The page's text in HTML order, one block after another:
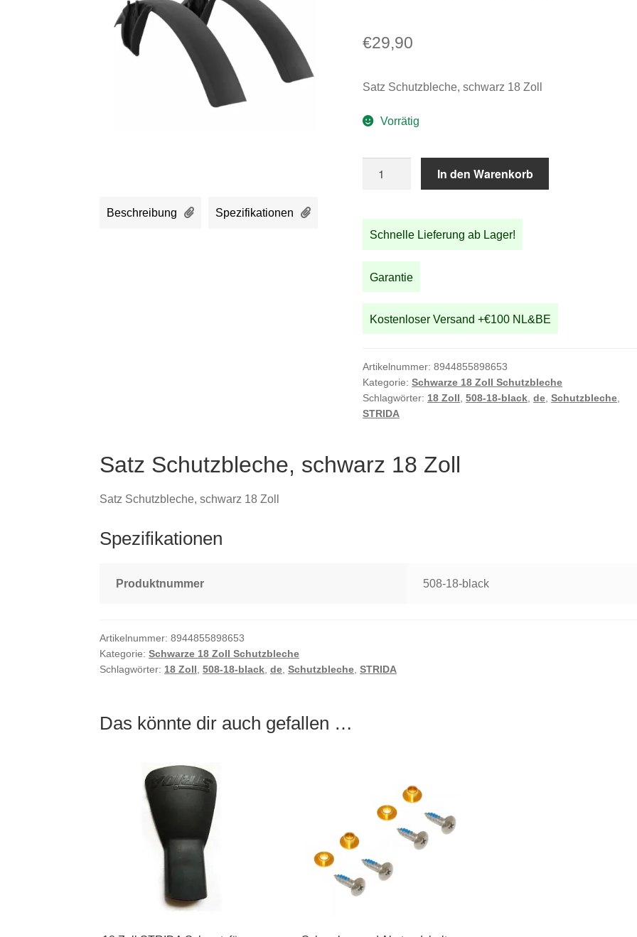
€29,90
Satz Schutzbleche, schwarz 18 Zoll
Vorrätig
18
Zoll
In den Warenkorb
Schnelle Lieferung ab Lager!
Garantie
Kostenloser Versand +€100 NL&BE
Artikelnummer:8944855898653
Kategorie:Schwarze 18 Zoll Schutzbleche
Schlagwörter: 18 Zoll ,508-18-black ,de ,Schutzbleche
STRIDA
Beschreibung Spezifikationen
Satz Schutzbleche, schwarz 18 Zoll
Satz Schutzbleche, schwarz 18 Zoll
Spezifikationen
Produktnummer 508-18-black
Artikelnummer:8944855898653
Kategorie:Schwarze 18 Zoll Schutzbleche
Schlagwörter: 18 Zoll,508-18-black,de,Schutzbleche,STRIDA
Das könnte dir auch gefallen …